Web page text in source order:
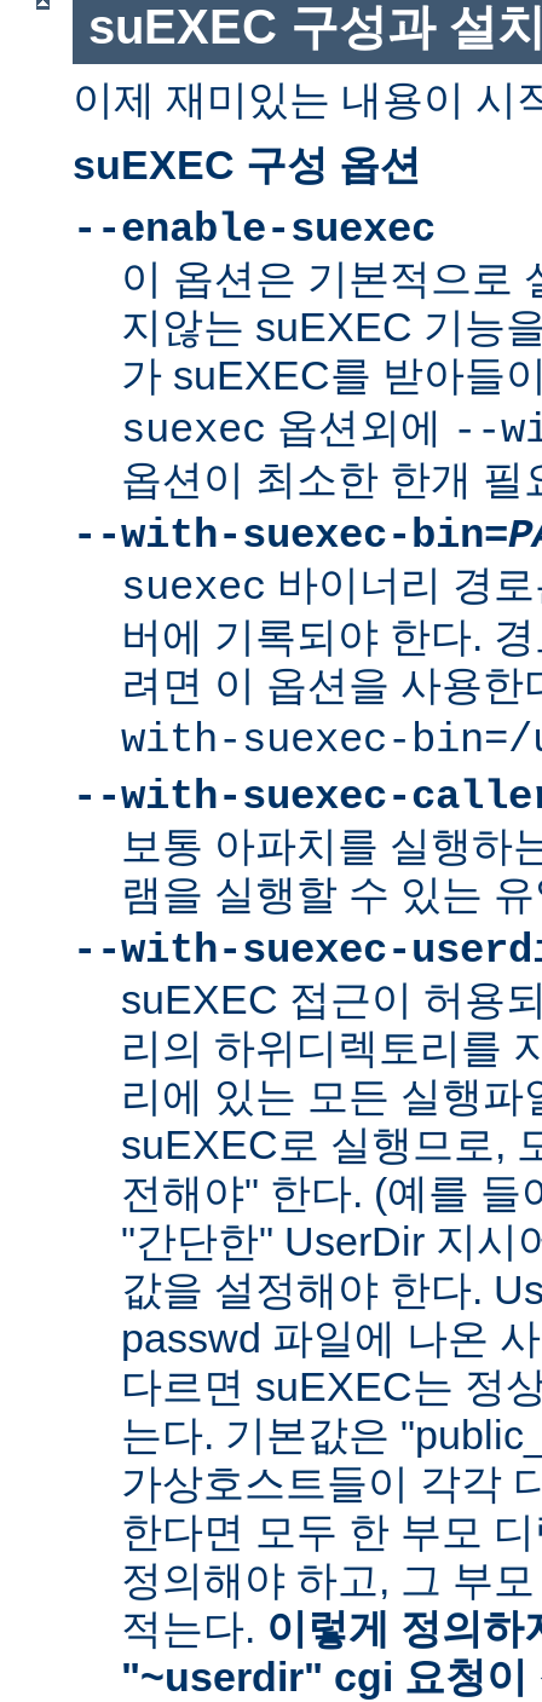
suEXEC 구성과 설
이제 재미있는 내용이 시
suEXEC 구성 옵션
--enable-suexec
이 옵션은 기본적으로
지않는 suEXEC 기능
가 suEXEC를 받아들
suexec 옵션외에
--
옵션이 최소한 한개 필
--with-suexec-bin=
suexec 바이너리 경
버에 기록되야 한다.
려면 이 옵션을 사용
with-suexec-
--with-suexec-
보통 아파치를 실행하
램을 실행할 수 있는
--with-suexec-
suEXEC 접근이 허용
리의 하위디렉토리를
리에 있는 모든 실행파
suEXEC로 실행므로,
전해야" 한다. (예를 들
"간단한" UserDir 지시
값을 설정해야 한다.
passwd 파일에 나온
다르면 suEXEC는 정
는다. 기본값은
가상호스트들이 각각
한다면 모두 한 부모
정의해야 하고, 그 부
적는다. 이렇게 정의하
"~userdir" cgi 요청이